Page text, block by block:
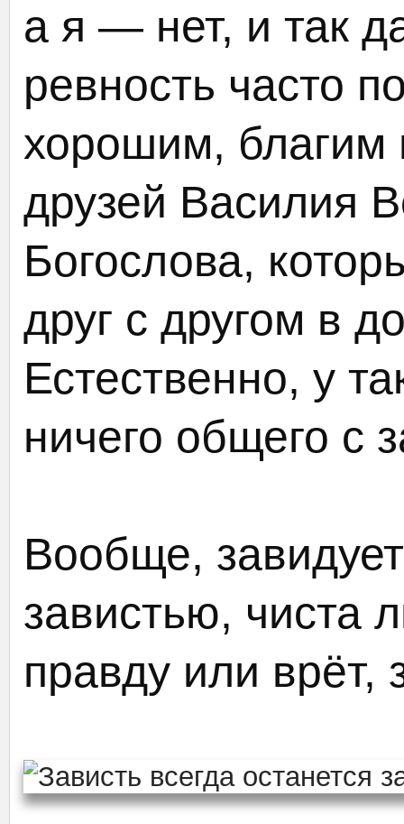
а я — нет, и так
ревность часто
хорошим, благим
друзей Василия
Богослова,
друг с другом в
Естественно, у
ничего общего с
Вообще,
завистью, чиста
правду или врёт,